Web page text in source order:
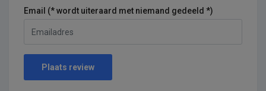
Email (* wordt uiteraard met niemand gedeeld *)
Plaats review